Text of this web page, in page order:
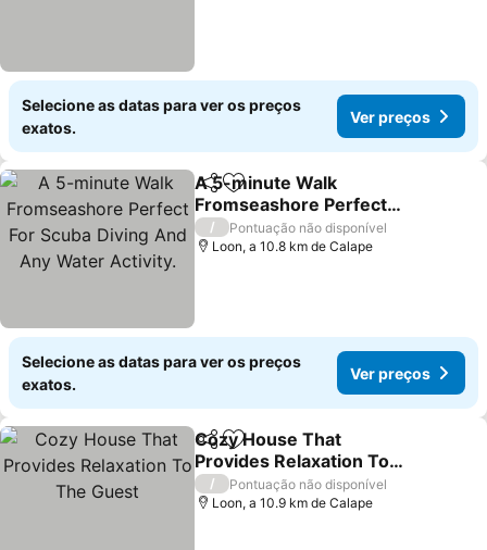
Selecione as datas para ver os preços
exatos.
Ver preços
PartilharAdicionar aos favoritos
A 5-minute Walk
Fromseashore Perfect
For Scuba Diving And Any
Water Activity.
Ver preços
/
Pontuação não disponível
Loon, a 10.8 km de Calape
Selecione as datas para ver os preços
exatos.
Ver preços
PartilharAdicionar aos favoritos
Cozy House That
Provides Relaxation To
The Guest
Ver preços
/
Pontuação não disponível
Loon, a 10.9 km de Calape